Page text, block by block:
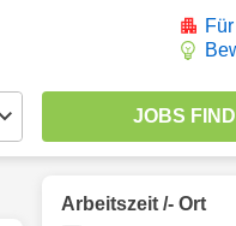
Arbeitszeit /- Ort